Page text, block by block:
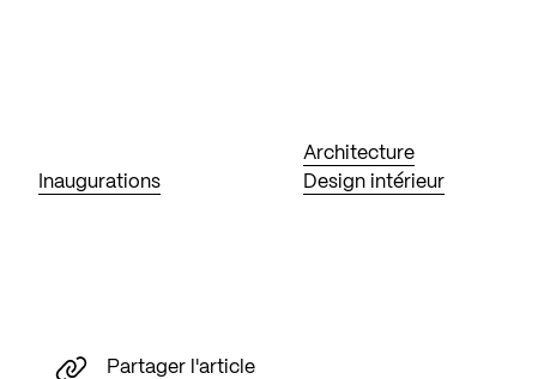
Inaugurations
Architecture
Design intérieur
Partager l'article